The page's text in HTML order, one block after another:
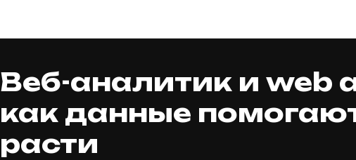
Веб-аналитик и web
как данные
расти